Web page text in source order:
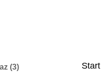
Start
(3)